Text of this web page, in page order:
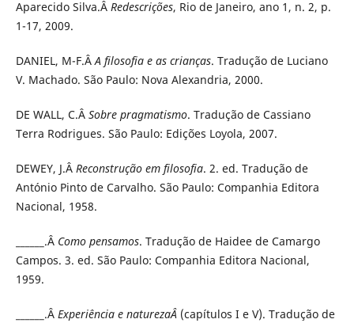
Aparecido Silva.Â Redescrições, Rio de Janeiro, ano 1, n. 2, p.
1-17, 2009.
DANIEL, M-F.ÂA filosofia e as crianças. Tradução de Luciano
V. Machado. São Paulo: Nova Alexandria, 2000.
DE WALL, C.Â Sobre pragmatismo. Tradução de Cassiano
Terra Rodrigues. São Paulo: Edições Loyola, 2007.
DEWEY, J.Â Reconstrução em filosofia. 2. ed. Tradução de
António Pinto de Carvalho. São Paulo: Companhia Editora
Nacional, 1958.
______.Â Como pensamos. Tradução de Haidee de Camargo
Campos. 3. ed. São Paulo: Companhia Editora Nacional,
1959.
______.Â Experiência e naturezaÂ (capítulos I e V). Tradução de